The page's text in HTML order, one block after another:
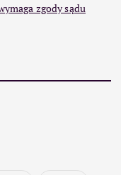
zgody sądu